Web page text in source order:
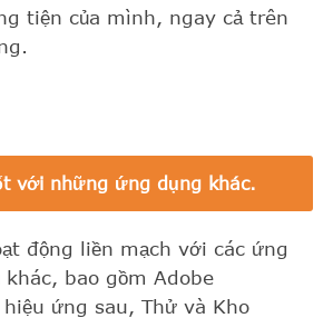
tiện của mình, ngay cả trên
với những ứng dụng khác.
động liền mạch với các ứng
bao gồm Adobe
hiệu ứng sau, Thử và Kho